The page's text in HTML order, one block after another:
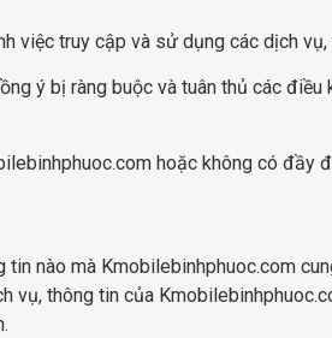
việc truy cập và sử dụng các dịch
ý bị ràng buộc và tuân thủ các
hoặc không có đầy
nào mà Kmobilebinhphuoc.com
thông tin của